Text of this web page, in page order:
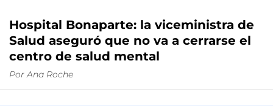
Hospital Bonaparte: la viceministra de
Salud aseguró que no va a cerrarse el
centro de salud mental
Por Ana Roche